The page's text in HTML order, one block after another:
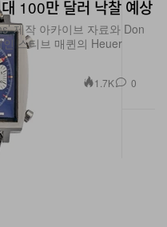
100만 달러 낙찰 예상
제작 아카이브 자료와 Don
스티브 매퀸의 Heuer
1.7K 0